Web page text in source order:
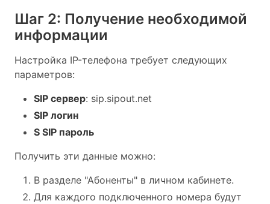
Шаг 2: Получение необходимой
информации
Настройка IP-телефона требует следующих
параметров:
SIP сервер: sip.sipout.net
SIP логин
S SIP пароль
Получить эти данные можно:
В разделе "Абоненты" в личном кабинете.
Для каждого подключенного номера будут